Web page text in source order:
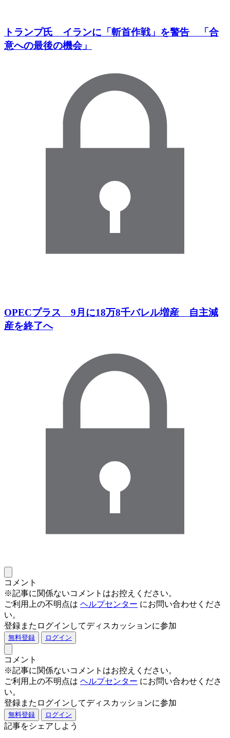
トランプ氏 イランに「斬首作戦」を警告 「合
意への最後の機会」
OPECプラス 9月に18万8千バレル増産 自主減
産を終了へ
コメント
※記事に関係ないコメントはお控えください。
ご利用上の不明点は ヘルプセンター にお問い合わせくださ
い。
登録またログインしてディスカッションに参加
無料登録 ログイン
コメント
※記事に関係ないコメントはお控えください。
ご利用上の不明点は ヘルプセンター にお問い合わせくださ
い。
登録またログインしてディスカッションに参加
無料登録 ログイン
記事をシェアしよう